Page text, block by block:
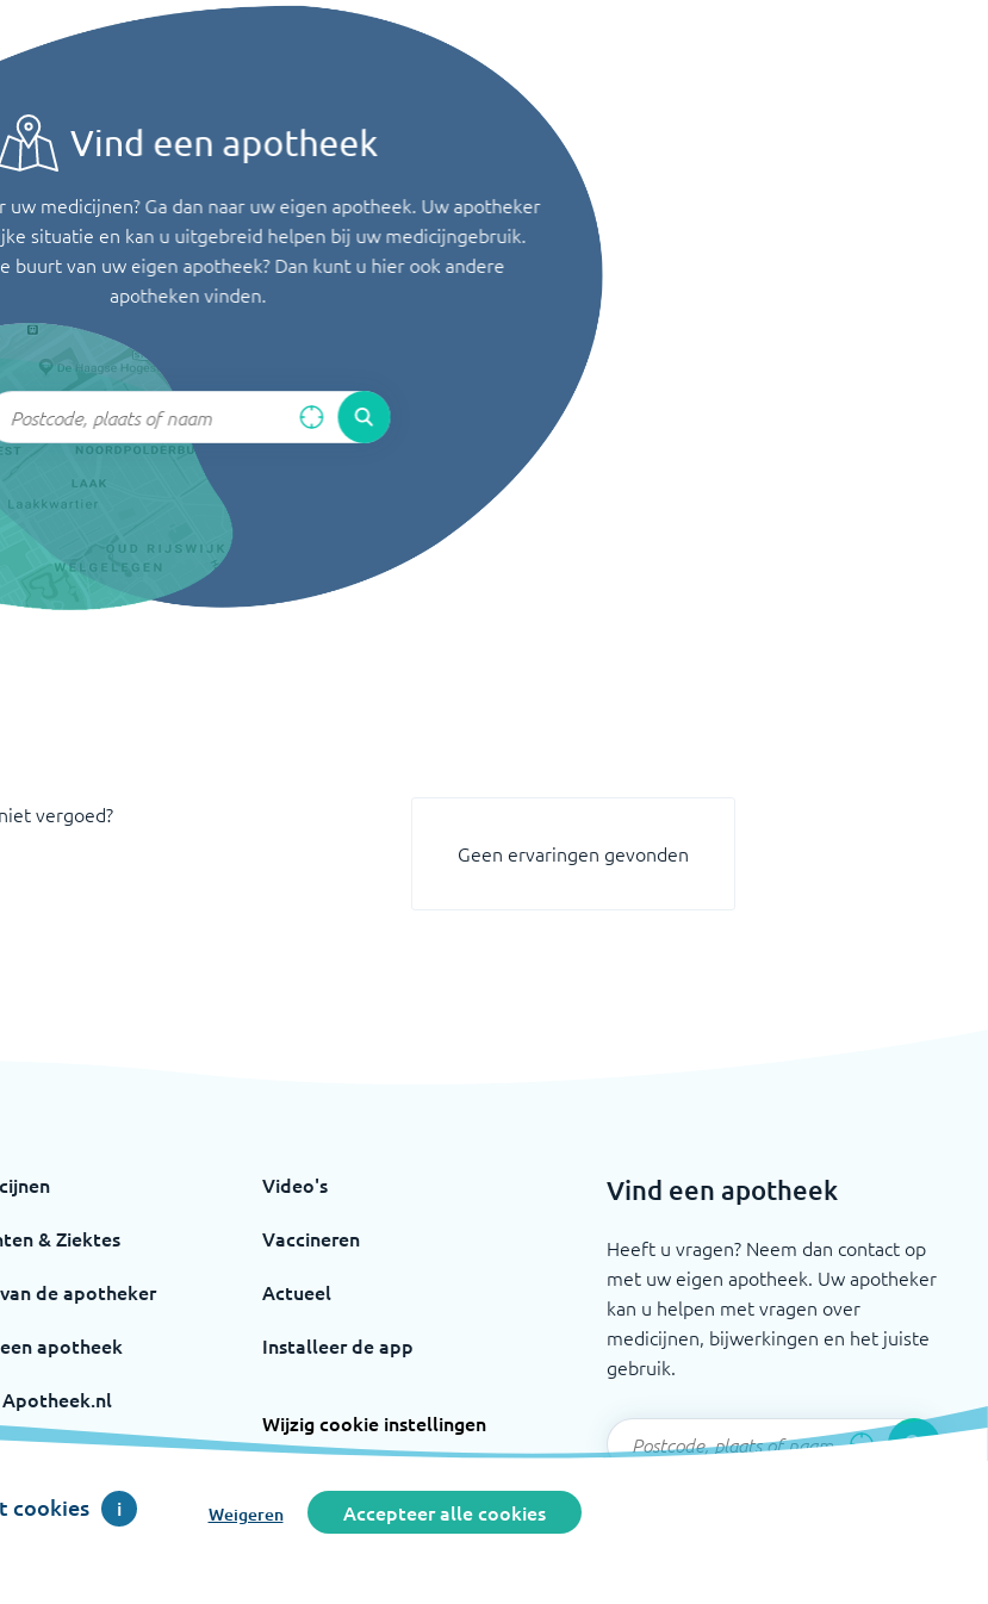
Vind een apotheek
medicijnen? Ga dan naar uw eigen apotheek. Uw apotheker
situatie en kan u uitgebreid helpen bij uw medicijngebruik.
buurt van uw eigen apotheek? Dan kunt u hier ook andere
apotheken vinden.
vergoed?
Geen ervaringen gevonden
& Ziektes
de apotheker
apotheek
Video's
Vaccineren
Actueel
Installeer de app
Wijzig cookie instellingen
Vind een apotheek
Heeft u vragen? Neem dan contact op
met uw eigen apotheek. Uw apotheker
kan u helpen met vragen over
medicijnen, bijwerkingen en het juiste
gebruik.
cookies i Weigeren Accepteer alle cookies